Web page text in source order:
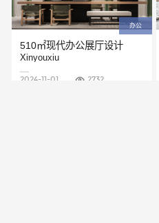
办公
510㎡现代办公展厅设计
Xinyouxiu
2024-11-01 2732